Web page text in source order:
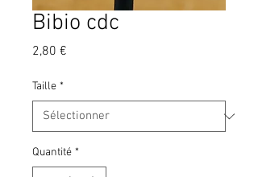
Bibio cdc
2,80 €
Taille *
Quantité *